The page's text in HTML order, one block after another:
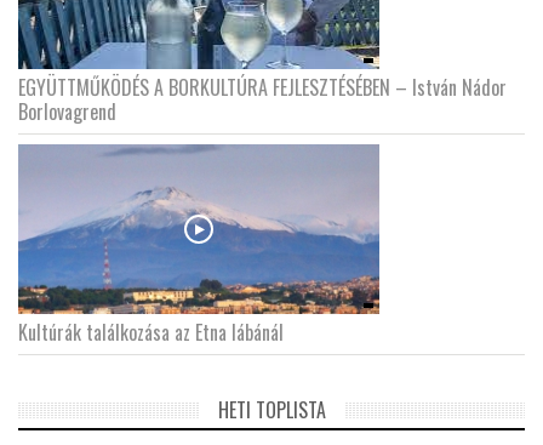
EGYÜTTMŰKÖDÉS A BORKULTÚRA FEJLESZTÉSÉBEN – István Nádor
Borlovagrend
Kultúrák találkozása az Etna lábánál
HETI TOPLISTA